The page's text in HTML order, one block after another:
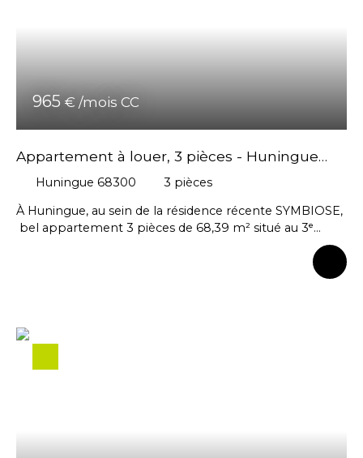
965 € /mois CC
Appartement à louer, 3 pièces - Huningue
68300
Huningue 68300 3 pièces
À Huningue, au sein de la résidence récente SYMBIOSE,
bel appartement 3 pièces de 68,39 m² situé au 3ᵉ
étage avec ascenseur. Ce logement lumineux dispose
d’un spacieux balcon de 20,97 m² exposé plein sud,
idéal pour profiter des beaux jours. Il se compose d’une
lave-vaisselle), de deux chambres de 12,41 m² et 9,37 m²,
ainsi que d’une salle de bains et d’un WC séparé. Un